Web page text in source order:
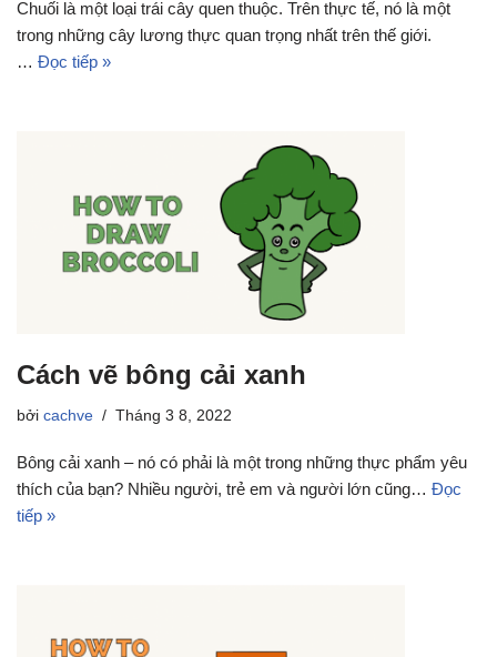
Chuối là một loại trái cây quen thuộc. Trên thực tế, nó là một
trong những cây lương thực quan trọng nhất trên thế giới.
… Đọc tiếp »
Cách vẽ bông cải xanh
bởi cachve Tháng 3 8, 2022
Bông cải xanh – nó có phải là một trong những thực phẩm yêu
thích của bạn? Nhiều người, trẻ em và người lớn cũng… Đọc
tiếp »